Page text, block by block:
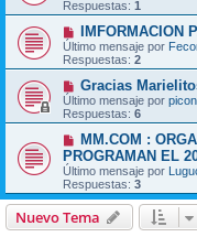
Respuestas: 1
IMFORMACION
Último mensaje por
Respuestas: 2
Gracias
Último mensaje por
Respuestas: 6
MM.COM :
PROGRAMAN EL
Último mensaje por
Respuestas: 3
Nuevo Tema